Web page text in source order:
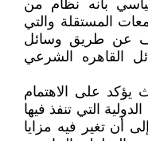
بأنه نظام من
المستقلة والتي
عن طريق وسائل
القاهره الشرعي
يؤكد على الاهتمام
التي تنفذ فيها
أن تغير فيه مزايا